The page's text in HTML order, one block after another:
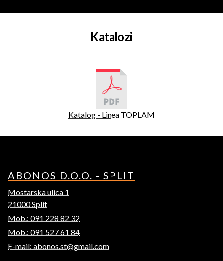
Katalozi
Katalog - Linea TOPLAM
ABONOS D.O.O. - SPLIT
Mostarska ulica 1
21000 Split
Mob.: 091 228 82 32
Mob.: 091 527 61 84
E-mail: abonos.st@gmail.com